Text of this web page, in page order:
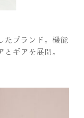
たブランド。機能
ギアを展開。